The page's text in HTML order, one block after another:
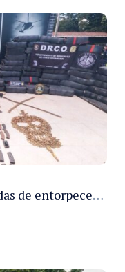
PMAM apreende 16,6 toneladas de entorpecentes e registra aumento nas prisões em flagrante e nas capturas de foragidos no primeiro semestre de 2026